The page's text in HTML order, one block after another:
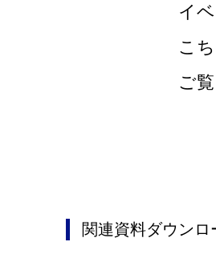
イ
こ
ご
関連資料ダウンロ